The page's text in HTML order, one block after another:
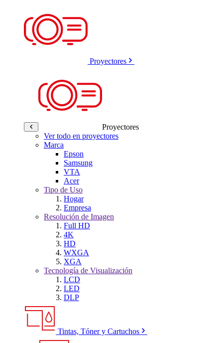
Proyectores
Proyectores
Ver todo en proyectores
Marca
Epson
Samsung
VTA
Acer
Tipo de Uso
Hogar
Empresa
Resolución de Imagen
Full HD
4K
HD
WXGA
XGA
Tecnología de Visualización
LCD
LED
DLP
Tintas, Tóner y Cartuchos